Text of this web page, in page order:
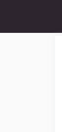
content